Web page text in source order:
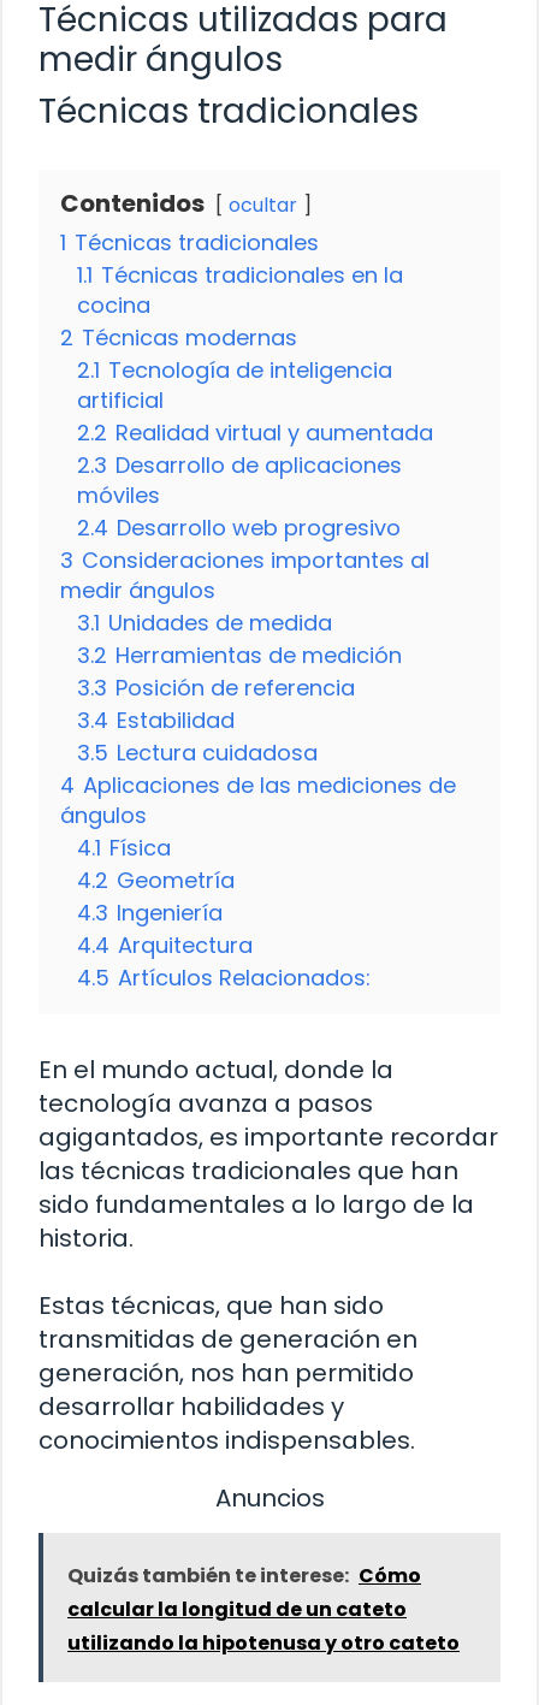
Técnicas utilizadas para
medir ángulos
Técnicas tradicionales
Contenidos ocultar
1 Técnicas tradicionales
1.1 Técnicas tradicionales en la
cocina
2 Técnicas modernas
2.1 Tecnología de inteligencia
artificial
2.2 Realidad virtual y aumentada
2.3 Desarrollo de aplicaciones
móviles
2.4 Desarrollo web progresivo
3 Consideraciones importantes al
medir ángulos
3.1 Unidades de medida
3.2 Herramientas de medición
3.3 Posición de referencia
3.4 Estabilidad
3.5 Lectura cuidadosa
4 Aplicaciones de las mediciones de
ángulos
4.1 Física
4.2 Geometría
4.3 Ingeniería
4.4 Arquitectura
4.5 Artículos Relacionados:
En el mundo actual, donde la
tecnología avanza a pasos
agigantados, es importante recordar
las técnicas tradicionales que han
sido fundamentales a lo largo de la
historia.
Estas técnicas, que han sido
transmitidas de generación en
generación, nos han permitido
desarrollar habilidades y
conocimientos indispensables.
Anuncios
Quizás también te interese: Cómo
calcular la longitud de un cateto
utilizando la hipotenusa y otro cateto